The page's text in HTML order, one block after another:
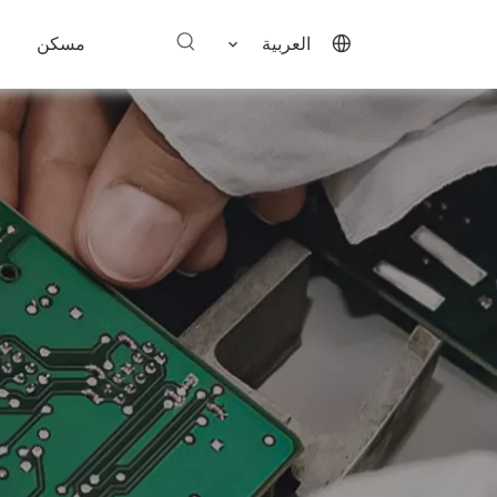
مسكن العربية